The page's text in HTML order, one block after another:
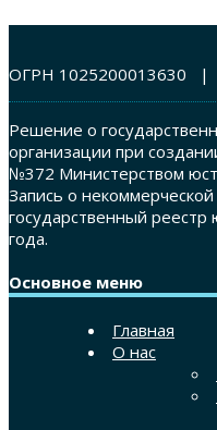
ОГРН 1025200013630 |
Решение о
организации при
№372 Министерством
Запись о
государственный
года.
Основное меню
Главная
О нас